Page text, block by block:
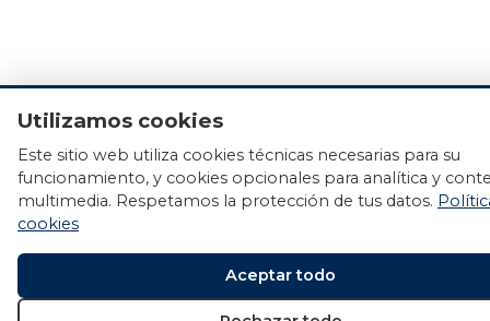
Utilizamos cookies
Este sitio web utiliza cookies técnicas necesarias para su
funcionamiento, y cookies opcionales para analítica y
multimedia. Respetamos la protección de tus datos.
cookies
Aceptar todo